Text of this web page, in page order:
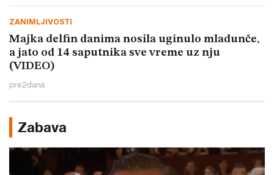
ZANIMLJIVOSTI
Majka delfin danima nosila uginulo mladunče,
a jato od 14 saputnika sve vreme uz nju
(VIDEO)
pre2dana
Zabava